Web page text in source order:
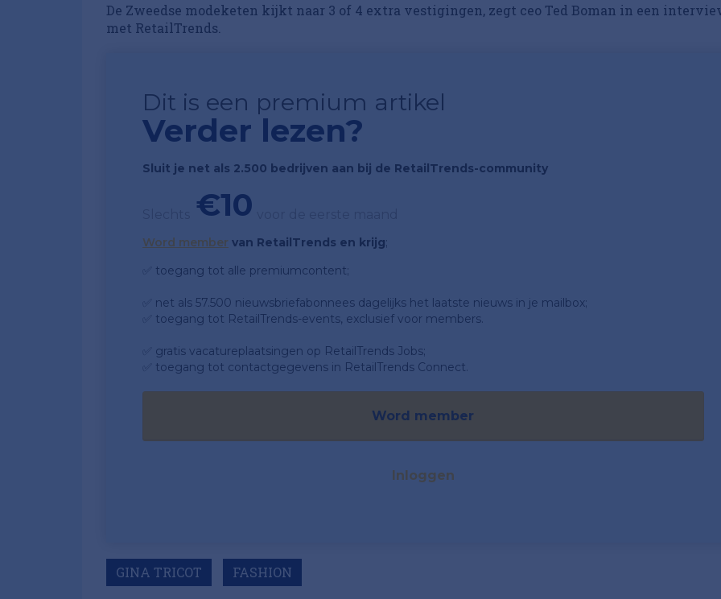
De Zweedse modeketen kijkt naar 3 of 4 extra vestigingen, zegt ceo Ted Boman in een
met RetailTrends.
Dit is een premium artikel
Verder lezen?
Sluit je net als 2.500 bedrijven aan bij de RetailTrends-community
€10
Word member van RetailTrends en krijg;
✅ toegang tot alle premiumcontent;
✅ net als 57.500 nieuwsbriefabonnees dagelijks het laatste nieuws in je mailbox;
✅ toegang tot RetailTrends-events, exclusief voor members.
✅ gratis vacatureplaatsingen op RetailTrends Jobs;
✅ toegang tot contactgegevens in RetailTrends Connect.
Word member
Inloggen
GINA TRICOT FASHION